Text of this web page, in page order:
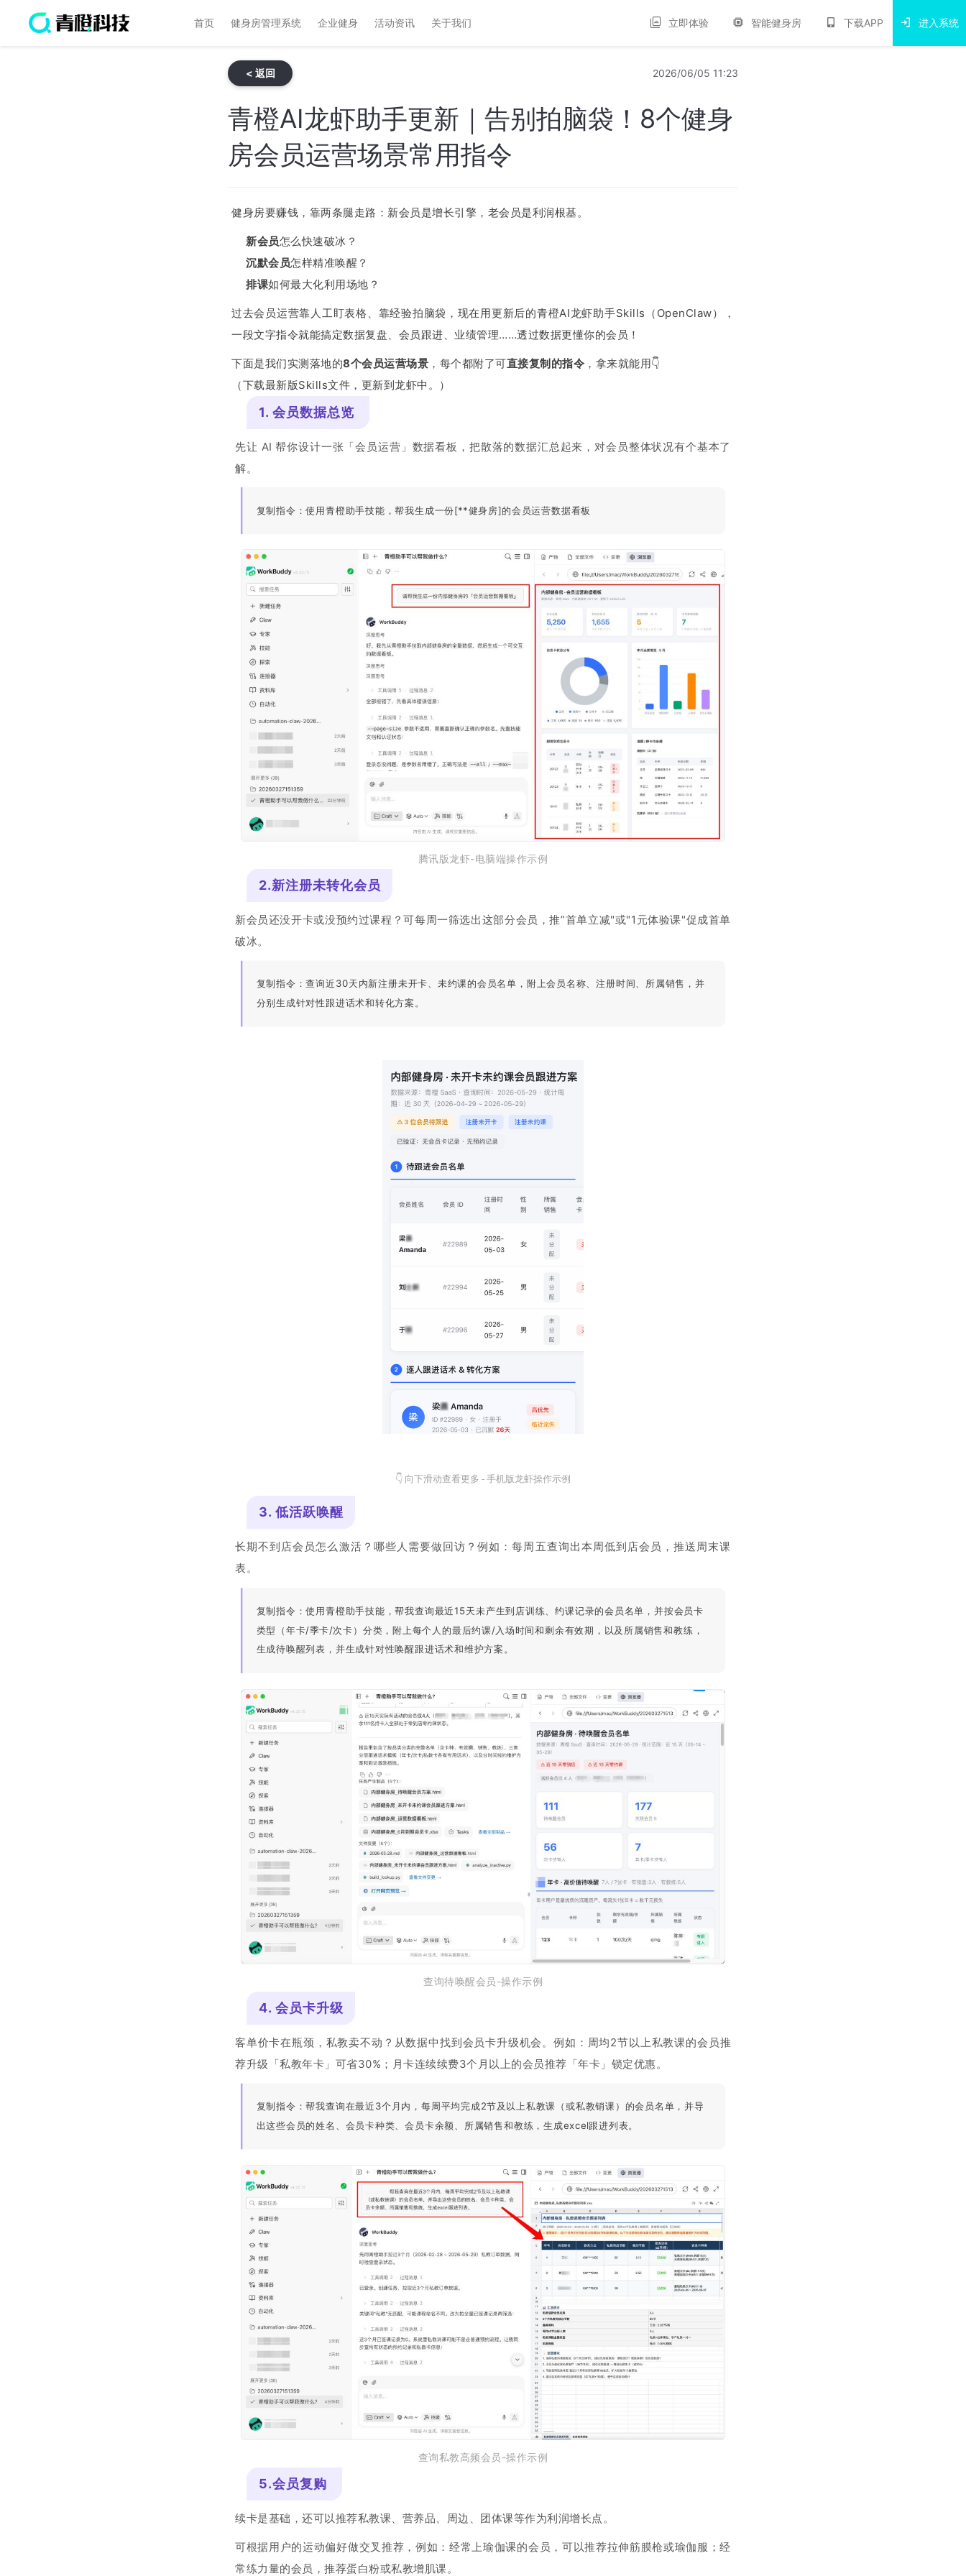
首页 健身房管理系统 企业健身 活动资讯 关于我们 立即体验 智能健身房 下载APP 进入系统
< 返回 2026/06/05 11:23
青橙AI龙虾助手更新｜告别拍脑袋！8个健身
房会员运营场景常用指令
健身房要赚钱，靠两条腿走路：新会员是增长引擎，老会员是利润根基。
新会员怎么快速破冰？
沉默会员怎样精准唤醒？
排课如何最大化利用场地？
过去会员运营靠人工盯表格、靠经验拍脑袋，现在用更新后的青橙AI龙虾助手Skills（OpenClaw），
一段文字指令就能搞定数据复盘、会员跟进、业绩管理……透过数据更懂你的会员！
下面是我们实测落地的8个会员运营场景 ，每个都附了可直接复制的指令 ，拿来就能用👇
（下载最新版Skills文件，更新到龙虾中。）
1. 会员数据总览
先让 AI 帮你设计一张「会员运营」数据看板，把散落的数据汇总起来，对会员整体状况有个基本了
解。
复制指令：使用青橙助手技能，帮我生成一份[**健身房]的会员运营数据看板
腾讯版龙虾-电脑端操作示例
2.新注册未转化会员
新会员还没开卡或没预约过课程？可每周一筛选出这部分会员，推”首单立减"或"1元体验课"促成首单
破冰。
复制指令：查询近30天内新注册未开卡、未约课的会员名单，附上会员名称、注册时间、所属销售，并
分别生成针对性跟进话术和转化方案。
👇 向下滑动查看更多 - 手机版龙虾操作示例
3. 低活跃唤醒
长期不到店会员怎么激活？哪些人需要做回访？例如：每周五查询出本周低到店会员，推送周末课
表。
复制指令：使用青橙助手技能，帮我查询最近15天未产生到店训练、约课记录的会员名单，并按会员卡
类型（年卡/季卡/次卡）分类，附上每个人的最后约课/入场时间和剩余有效期，以及所属销售和教练，
生成待唤醒列表，并生成针对性唤醒跟进话术和维护方案。
查询待唤醒会员-操作示例
4. 会员卡升级
客单价卡在瓶颈，私教卖不动？从数据中找到会员卡升级机会。例如：周均2节以上私教课的会员推
荐升级「私教年卡」可省30%；月卡连续续费3个月以上的会员推荐「年卡」锁定优惠。
复制指令：帮我查询在最近3个月内，每周平均完成2节及以上私教课（或私教销课）的会员名单，并导
出这些会员的姓名、会员卡种类、会员卡余额、所属销售和教练，生成excel跟进列表。
查询私教高频会员-操作示例
5.会员复购
续卡是基础，还可以推荐私教课、营养品、周边、团体课等作为利润增长点。
可根据用户的运动偏好做交叉推荐，例如：经常上瑜伽课的会员，可以推荐拉伸筋膜枪或瑜伽服；经
常练力量的会员，推荐蛋白粉或私教增肌课。